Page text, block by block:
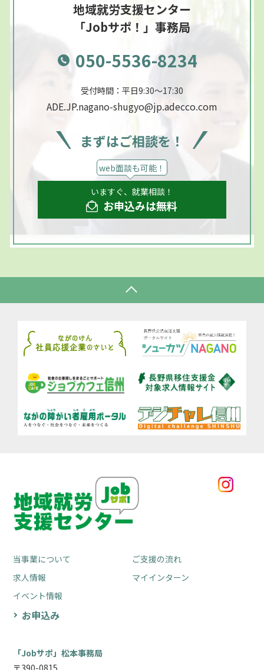
地域就労支援センター
「Jobサポ！」事務局
050-5536-8234
受付時間：平日9:30～17:30
ADE.JP.nagano-shugyo@jp.adecco.com
まずはご相談を！
web面談も可能！
いますぐ、就業相談！
お申込みは無料
当事業について
ご支援の流れ
求人情報
マイインターン
イベント情報
お申込み
「Jobサポ」松本事務局
〒390-0815